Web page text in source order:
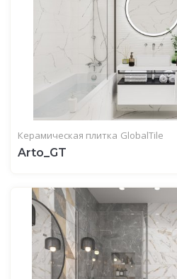
Керамическая плитка GlobalTile
Arto_GT